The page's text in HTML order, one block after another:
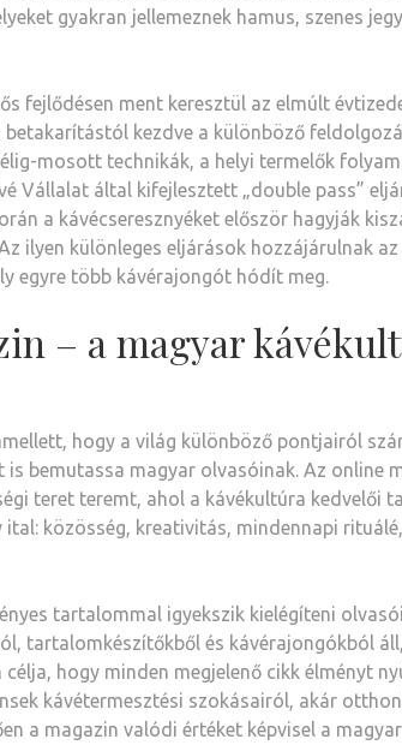
gyakran jellemeznek hamus, szenes
fejlődésen ment keresztül az elmúlt
betakarítástól kezdve a különböző
mosott technikák, a helyi termelők
Vállalat által kifejlesztett „double pass”
a kávécseresznyéket először hagyják
ilyen különleges eljárások hozzájárulnak
egyre több kávérajongót hódít meg.
– a magyar
hogy a világ különböző pontjairól
is bemutassa magyar olvasóinak. Az online
teret teremt, ahol a kávékultúra kedvelői
közösség, kreativitás, mindennapi
tartalommal igyekszik kielégíteni
tartalomkészítőkből és kávérajongókból
célja, hogy minden megjelenő cikk élményt
kávétermesztési szokásairól, akár
a magazin valódi értéket képvisel a